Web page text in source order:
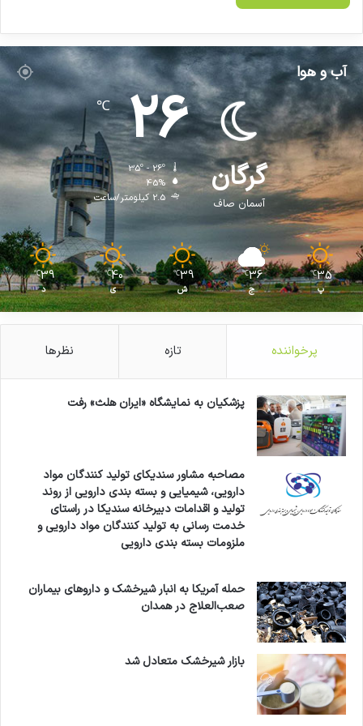
منلع: مهر
بیماری های قلبی، سکته قلبی، گرمازدگی،
کپی لینک
آب و هوا
گرگان
آسمان صاف
26
℃
35º - 26º
45%
2.5 کیلومتر/ساعت
35
℃
پ
36
℃
ج
39
℃
ش
40
℃
ی
39
℃
د
پرخواننده تازه نظرها
پزشکیان به نمایشگاه «ایران هلث» رفت
مصاحبه مشاور سندیکای تولید کنندگان مواد
دارویی، شیمیایی و بسته بندی دارویی از روند
تولید و اقدامات دبیرخانه سندیکا در راستای
خدمت رسانی به تولید کنندگان مواد دارویی و
ملزومات بسته بندی دارویی
حمله آمریکا به انبار شیرخشک و داروهای بیماران
صعب‌العلاج در همدان
بازار شیرخشک متعادل شد